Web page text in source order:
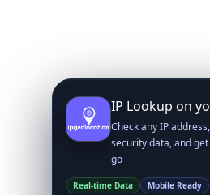
IP Lookup on
Check any IP
security data, and
go
Real-time Data Mobile Ready